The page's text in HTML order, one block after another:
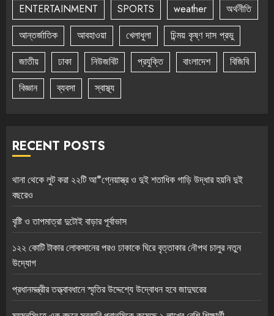
ENTERTAINMENT SPORTS weather
অর্থনীতি
আন্তর্জাতিক
আবহাওয়া খেলাধুলা
চিন্ময় কৃষ্ণ দাস প্রভু
জাতীয়
ঢাকা নিউজবিট প্রযুক্তি বাংলাদেশ
বিজিবি
বিজ্ঞান
ব্যবসা স্বাস্থ্য
RECENT POSTS
থানা থেকে লুট করা ২২টি আ*গ্নেয়াস্ত্র ও দুই শতাধিক গাড়ি উদ্ধার হয়নি দুই
বছরেও
বৃষ্টি ও তাপমাত্রা দুটোই বাড়ার পূর্বাভাস
১২২ কোটি টাকার লোকসানের পরও ঢাকাকে ঘিরে বৃত্তাকার নৌপথ চালুর নতুন
উদ্যোগ
প্রধানমন্ত্রীর তত্ত্বাবধানে স্মৃতির উদ্দেশ্যে উদ্বোধন হবে জাদুঘরের